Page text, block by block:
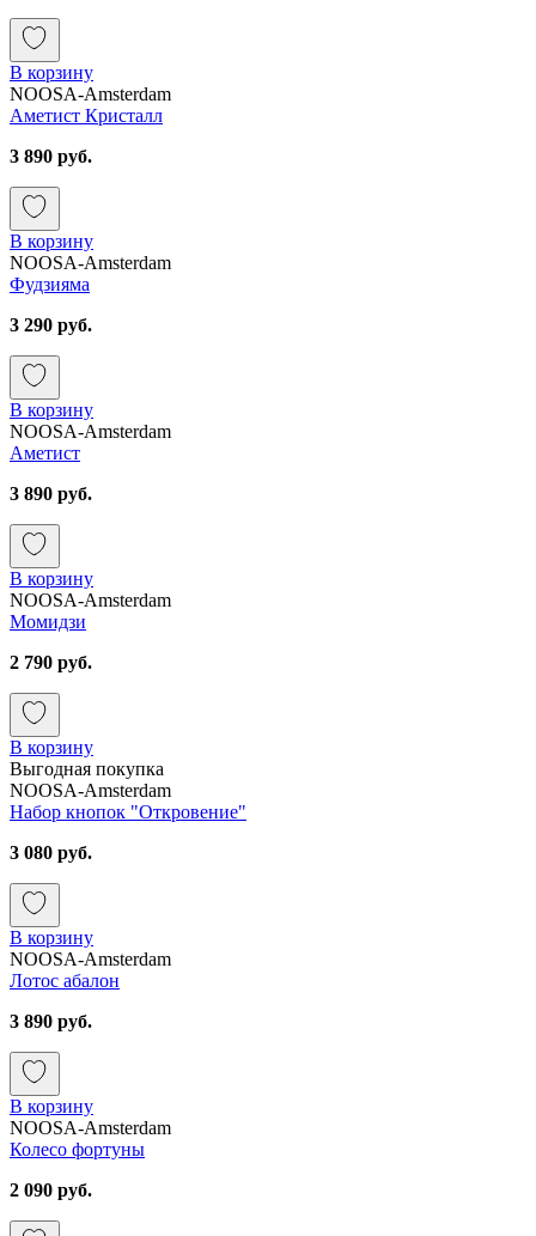
В корзину
NOOSA-Amsterdam
Аметист Кристалл
3 890 руб.
В корзину
NOOSA-Amsterdam
Фудзияма
3 290 руб.
В корзину
NOOSA-Amsterdam
Аметист
3 890 руб.
В корзину
NOOSA-Amsterdam
Момидзи
2 790 руб.
В корзину
Выгодная покупка
NOOSA-Amsterdam
Набор кнопок "Откровение"
3 080 руб.
В корзину
NOOSA-Amsterdam
Лотос абалон
3 890 руб.
В корзину
NOOSA-Amsterdam
Колесо фортуны
2 090 руб.